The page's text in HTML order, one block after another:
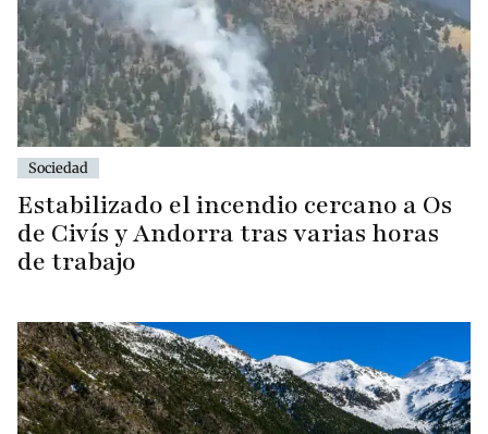
Sociedad
Estabilizado el incendio cercano a Os
de Civís y Andorra tras varias horas
de trabajo